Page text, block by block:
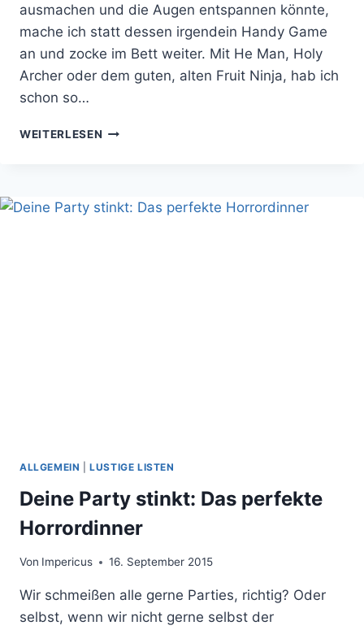
ausmachen und die Augen entspannen könnte,
mache ich statt dessen irgendein Handy Game
an und zocke im Bett weiter. Mit He Man, Holy
Archer oder dem guten, alten Fruit Ninja, hab ich
schon so…
WEITERLESEN SÜCHTIG
OF
ALLGEMEIN |LUSTIGE LISTEN
Deine Party stinkt: Das perfekte
Horrordinner
Von Impericus 16. September 2015
Wir schmeißen alle gerne Parties, richtig? Oder
selbst, wenn wir nicht gerne selbst der